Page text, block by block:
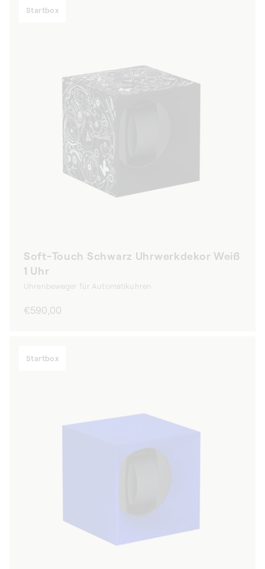
Startbox
Soft-Touch Schwarz Uhrwerkdekor Weiß
1 Uhr
Uhrenbeweger für Automatikuhren
Normaler
€590,00
Startbox